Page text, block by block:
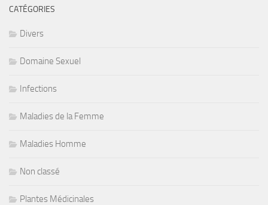
CATÉGORIES
Divers
Domaine Sexuel
Infections
Maladies de la Femme
Maladies Homme
Non classé
Plantes Médicinales